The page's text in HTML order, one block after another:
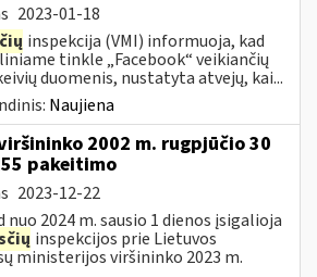
2023-01-18
inspekcija (VMI) informuoja, kad
tinkle „Facebook“ veikiančių
duomenis, nustatyta atvejų, kai...
Naujiena
2002 m. rugpjūčio 30
pakeitimo
2023-12-22
2024 m. sausio 1 dienos įsigalioja
inspekcijos prie Lietuvos
ministerijos viršininko 2023 m.